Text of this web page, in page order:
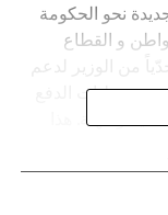
نحو الحكومة
و القطاع
من الوزير لدعم
عمليات الدفع
وسهلة. هذا
يخفف استعمال النقد